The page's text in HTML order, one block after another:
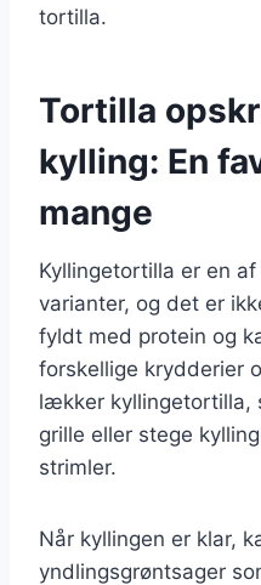
tortilla.
Tortilla
kylling: En
mange
Kyllingetortilla er en
varianter, og det er
fyldt med protein og
forskellige krydderier
lækker kyllingetortilla,
grille eller stege
strimler.
Når kyllingen er klar,
yndlingsgrøntsager